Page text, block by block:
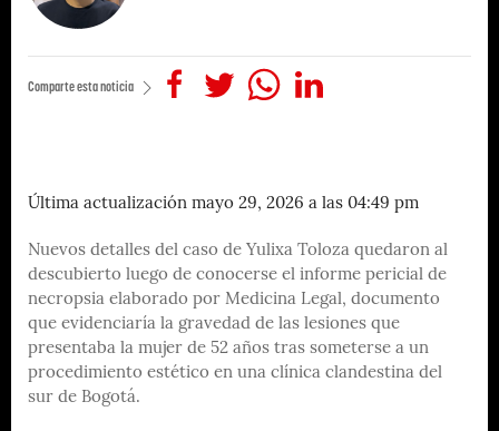
Comparte esta noticia
Última actualización mayo 29, 2026 a las 04:49 pm
Nuevos detalles del caso de Yulixa Toloza quedaron al
descubierto luego de conocerse el informe pericial de
necropsia elaborado por Medicina Legal, documento
que evidenciaría la gravedad de las lesiones que
presentaba la mujer de 52 años tras someterse a un
procedimiento estético en una clínica clandestina del
sur de Bogotá.